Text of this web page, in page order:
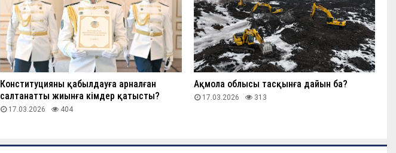
Конституцияны қабылдауға арналған
салтанатты жиынға кімдер қатысты?
17.03.2026 404
Ақмола облысы тасқынға дайын ба?
17.03.2026 313